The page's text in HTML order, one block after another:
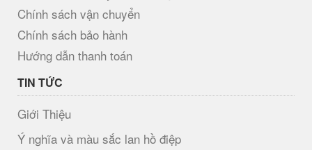
Chính sách vận chuyển
Chính sách bảo hành
Hướng dẫn thanh toán
TIN TỨC
Giới Thiệu
Ý nghĩa và màu sắc lan hồ điệp